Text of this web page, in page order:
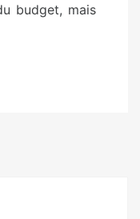
budget, mais